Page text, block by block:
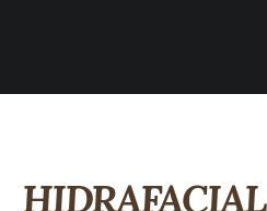
HIDRAFACIAL